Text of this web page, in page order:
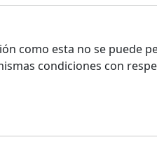
como esta no se puede
condiciones con